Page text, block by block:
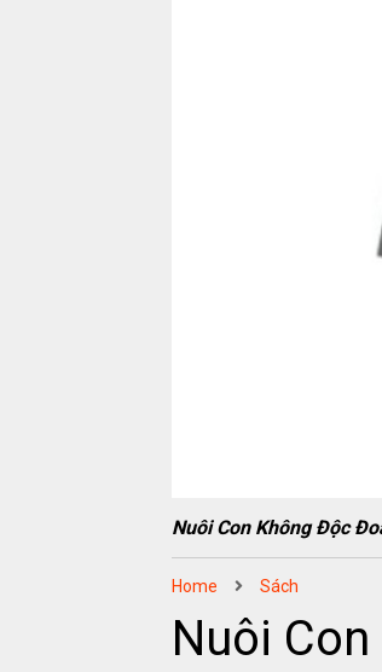
Nuôi Con Không Độc
Home Sách
Nuôi